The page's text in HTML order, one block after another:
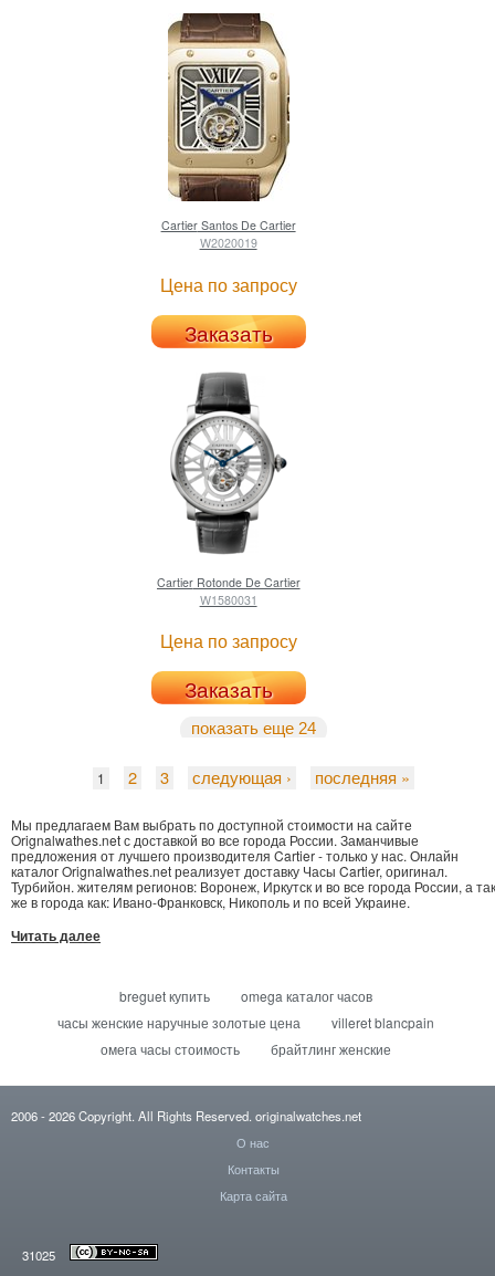
CartierSantos De Cartier
W2020019
Цена по запросу
Заказать
CartierRotonde De Cartier
W1580031
Цена по запросу
Заказать
показать еще 24
1 2 3 следующая › последняя »
Мы предлагаем Вам выбрать по доступной стоимости на сайте
Orignalwathes.net с доставкой во все города России. Заманчивые
предложения от лучшего производителя Cartier - только у нас. Онлайн
каталог Orignalwathes.net реализует доставку Часы Cartier, оригинал.
Турбийон. жителям регионов: Воронеж, Иркутск и во все города России, а так
же в города как: Ивано-Франковск, Никополь и по всей Украине.
Читать далее
breguet купить
omega каталог часов
часы женские наручные золотые цена
villeret blancpain
омега часы стоимость
брайтлинг женские
2006- 2026Copyright. All Rights Reserved. originalwatches.net
О нас
Контакты
Карта сайта
31025